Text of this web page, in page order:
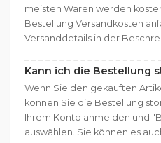
meisten Waren werden
Bestellung Versandkosten
Versanddetails in der
Kann ich die Bestellung
Wenn Sie den gekauften
können Sie die Bestellung
Ihrem Konto anmelden und
auswählen. Sie können es